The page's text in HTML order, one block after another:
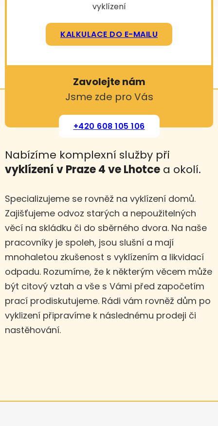
vyklízení
KALKULACE DO E-MAILU
Zavolejte nám
Jsme zde pro Vás
+420 608 105 106
Nabízíme komplexní služby při
vyklízení v Praze 4 ve Lhotce a okolí.
Specializujeme se rovněž na vyklízení domů.
Zajišťujeme odvoz starých a nepoužitelných
věcí na skládku či do sběrného dvora. Na naše
pracovníky je spoleh, jsou slušní a mají
mnohaletou zkušenost s vyklízením a likvidací
odpadu. Rozumíme, že k některým věcem může
být citový vztah a vše s Vámi před započetím
prací prodiskutujeme. Rádi vám rovněž dům po
vyklizení připravíme k následnému prodeji či
nastěhování.